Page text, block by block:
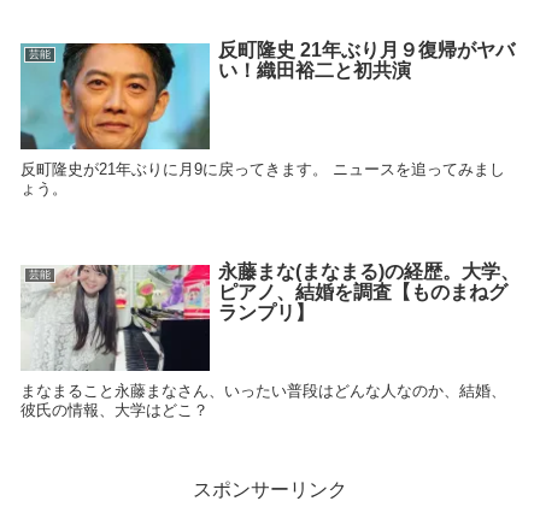
芸能
反町隆史 21年ぶり月９復帰がヤバ
い！織田裕二と初共演
反町隆史が21年ぶりに月9に戻ってきます。 ニュースを追ってみまし
ょう。
芸能
永藤まな(まなまる)の経歴。大学、
ピアノ、結婚を調査【ものまねグ
ランプリ】
まなまること永藤まなさん、いったい普段はどんな人なのか、結婚、
彼氏の情報、大学はどこ？
スポンサーリンク